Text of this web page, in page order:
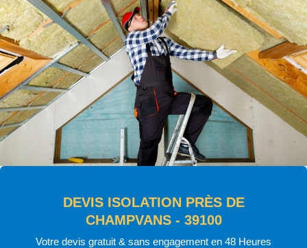
DEVIS ISOLATION PRÈS DE
CHAMPVANS - 39100
Votre devis gratuit & sans engagement en 48 Heures